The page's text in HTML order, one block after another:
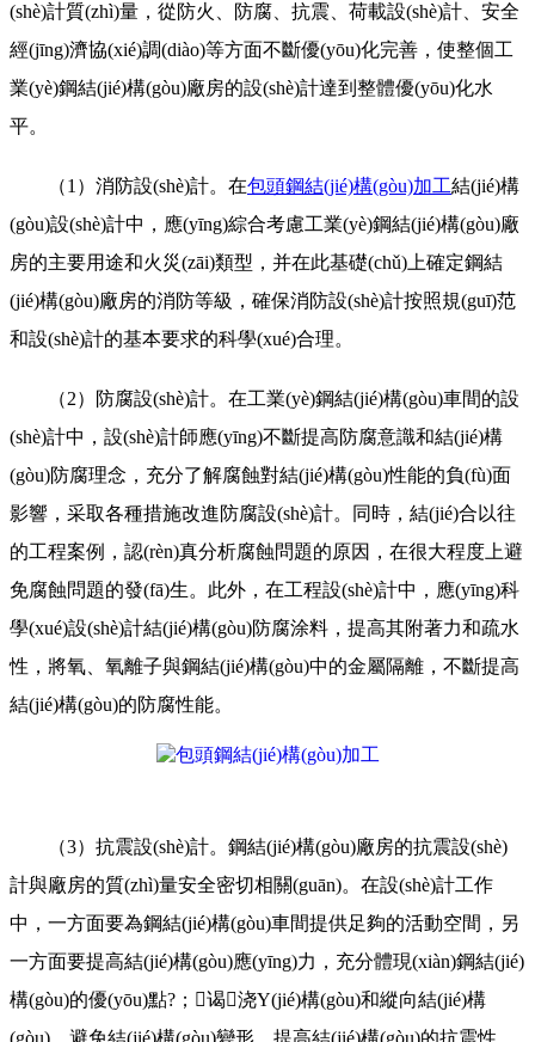
(shè)計質(zhì)量，從防火、防腐、抗震、荷載設(shè)計、安全
經(jīng)濟協(xié)調(diào)等方面不斷優(yōu)化完善，使整個工
業(yè)鋼結(jié)構(gòu)廠房的設(shè)計達到整體優(yōu)化水
平。
（1）消防設(shè)計。在包頭鋼結(jié)構(gòu)加工結(jié)構
(gòu)設(shè)計中，應(yīng)綜合考慮工業(yè)鋼結(jié)構(gòu)廠
房的主要用途和火災(zāi)類型，并在此基礎(chǔ)上確定鋼結
(jié)構(gòu)廠房的消防等級，確保消防設(shè)計按照規(guī)范
和設(shè)計的基本要求的科學(xué)合理。
（2）防腐設(shè)計。在工業(yè)鋼結(jié)構(gòu)車間的設
(shè)計中，設(shè)計師應(yīng)不斷提高防腐意識和結(jié)構
(gòu)防腐理念，充分了解腐蝕對結(jié)構(gòu)性能的負(fù)面
影響，采取各種措施改進防腐設(shè)計。同時，結(jié)合以往
的工程案例，認(rèn)真分析腐蝕問題的原因，在很大程度上避
免腐蝕問題的發(fā)生。此外，在工程設(shè)計中，應(yīng)科
學(xué)設(shè)計結(jié)構(gòu)防腐涂料，提高其附著力和疏水
性，將氧、氧離子與鋼結(jié)構(gòu)中的金屬隔離，不斷提高
結(jié)構(gòu)的防腐性能。
（3）抗震設(shè)計。鋼結(jié)構(gòu)廠房的抗震設(shè)
計與廠房的質(zhì)量安全密切相關(guān)。在設(shè)計工作
中，一方面要為鋼結(jié)構(gòu)車間提供足夠的活動空間，另
一方面要提高結(jié)構(gòu)應(yīng)力，充分體現(xiàn)鋼結(jié)
構(gòu)的優(yōu)點?；谒浇Y(jié)構(gòu)和縱向結(jié)構